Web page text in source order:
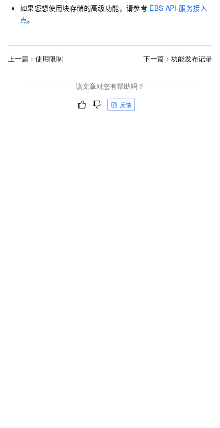
如果您想使用块存储的高级功能，请参考 EBS API 服务接入
点。
上一篇： 使用限制 下一篇： 功能发布记录
该文章对您有帮助吗？
反馈